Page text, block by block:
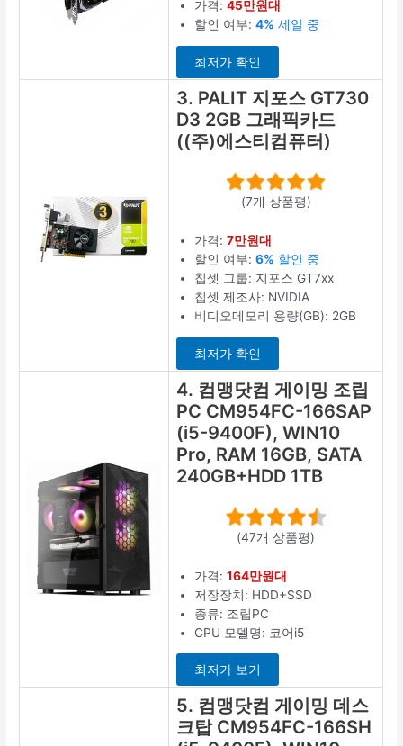
가격:45만원대
할인 여부:4% 세일 중
최저가 확인
3. PALIT 지포스 GT730
D3 2GB 그래픽카드
((주)에스티컴퓨터)
(7개 상품평)
가격:7만원대
할인 여부:6% 할인 중
칩셋 그룹: 지포스 GT7xx
칩셋 제조사: NVIDIA
비디오메모리 용량(GB): 2GB
최저가 확인
4. 컴맹닷컴 게이밍 조립
PC CM954FC-166SAP
(i5-9400F), WIN10
Pro, RAM 16GB, SATA
240GB+HDD 1TB
(47개 상품평)
가격:164만원대
저장장치: HDD+SSD
종류: 조립PC
CPU 모델명: 코어i5
최저가 보기
5. 컴맹닷컴 게이밍 데스
크탑 CM954FC-166SH